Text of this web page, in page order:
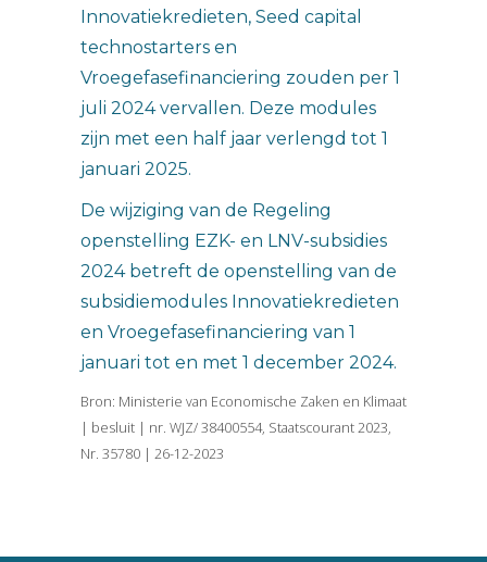
Innovatiekredieten, Seed capital
technostarters en
Vroegefasefinanciering zouden per 1
juli 2024 vervallen. Deze modules
zijn met een half jaar verlengd tot 1
januari 2025.
De wijziging van de Regeling
openstelling EZK- en LNV-subsidies
2024 betreft de openstelling van de
subsidiemodules Innovatiekredieten
en Vroegefasefinanciering van 1
januari tot en met 1 december 2024.
Bron: Ministerie van Economische Zaken en Klimaat
| besluit | nr. WJZ/ 38400554, Staatscourant 2023,
Nr. 35780 | 26-12-2023